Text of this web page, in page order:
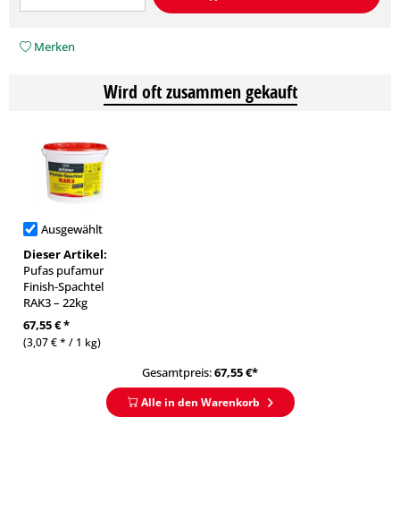
Merken
Wird oft zusammen gekauft
Ausgewählt
Dieser Artikel:
Pufas pufamur
Finish-Spachtel
RAK3 – 22kg
67,55 € *
(3,07 € * / 1 kg)
Gesamtpreis:67,55€*
Alle in den Warenkorb